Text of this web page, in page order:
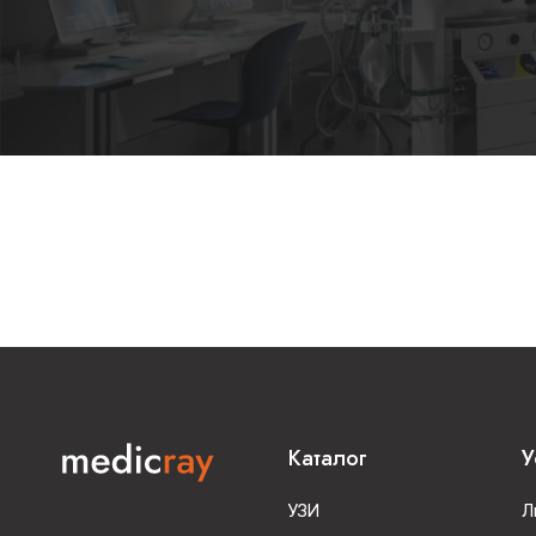
Все эти особенности позволяют системе Mindray
ZST+ достичь более точной и детальной
эффективность работы и улучшить качество
ВесMindray MX8составляет всего 3 кг, а
8 часов автономной работы
Каталог
УЗИ